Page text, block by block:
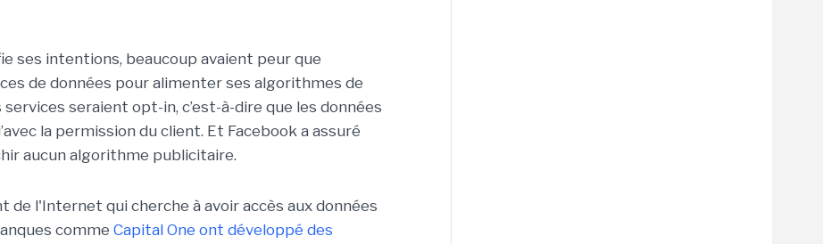
ses intentions, beaucoup avaient peur que
de données pour alimenter ses algorithmes de
seraient opt-in, c’est-à-dire que les données
la permission du client. Et Facebook a assuré
aucun algorithme publicitaire.
de l'Internet qui cherche à avoir accès aux données
comme Capital One ont développé des